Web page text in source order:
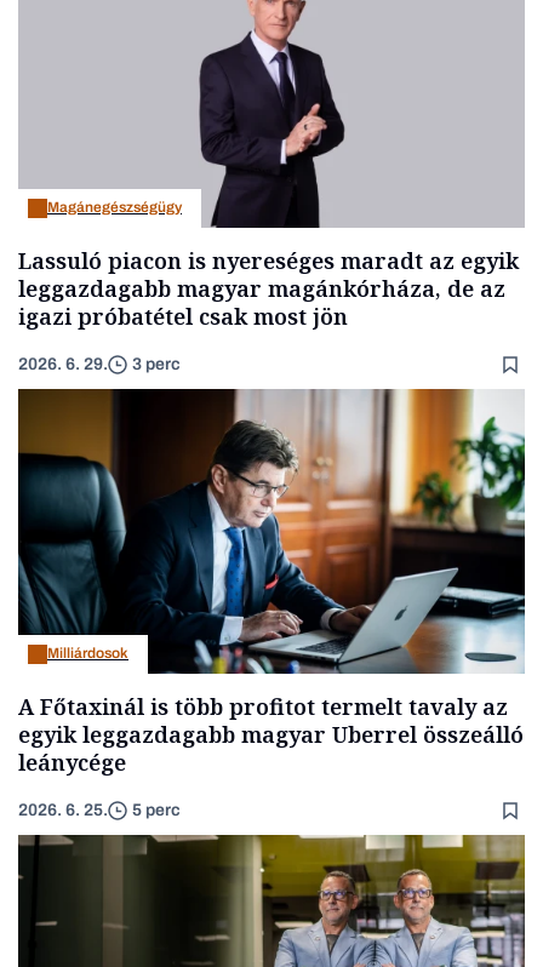
Magánegészségügy
Lassuló piacon is nyereséges maradt az egyik
leggazdagabb magyar magánkórháza, de az
igazi próbatétel csak most jön
2026. 6. 29. 3 perc
Milliárdosok
A Főtaxinál is több profitot termelt tavaly az
egyik leggazdagabb magyar Uberrel összeálló
leánycége
2026. 6. 25. 5 perc